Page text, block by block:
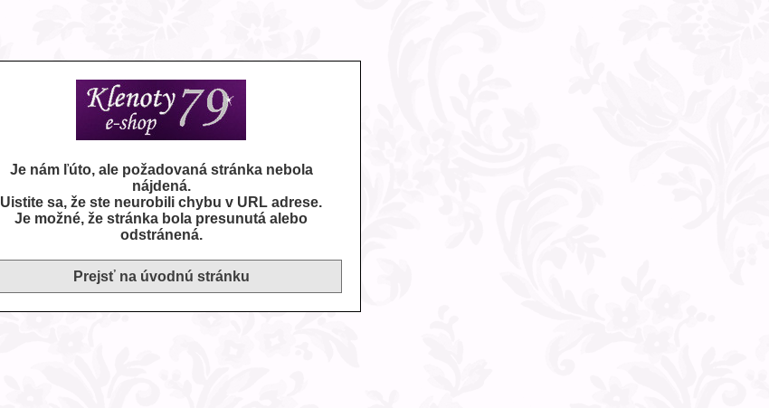
Je nám ľúto, ale požadovaná stránka nebola
nájdená.
Uistite sa, že ste neurobili chybu v URL adrese.
Je možné, že stránka bola presunutá alebo
odstránená.
Prejsť na úvodnú stránku